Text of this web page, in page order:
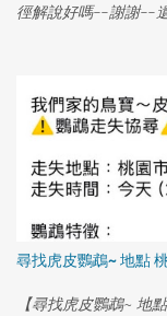
徑解說好嗎--謝謝--
片：有 特徵：（鼻
008 286 (葉小姐) 尋
尋找虎皮鸚鵡~ 地點
【尋找虎皮鸚鵡~ 地